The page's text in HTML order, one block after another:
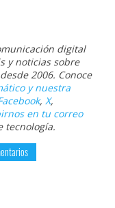
digital
y noticias sobre
2006. Conoce
y nuestra
, X,
en tu correo
tecnología.